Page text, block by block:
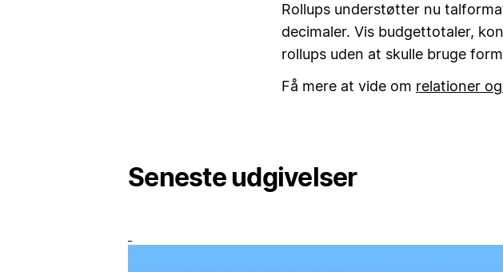
Rollups understøtter nu
decimaler. Vis budgettotaler,
rollups uden at skulle bruge
Få mere at vide om relationer
Seneste udgivelser